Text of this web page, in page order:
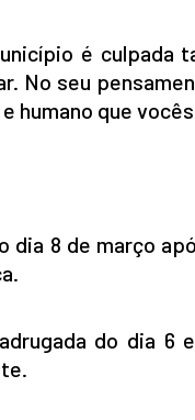
é culpada
No seu
humano que
dia 8 de março
do dia 6